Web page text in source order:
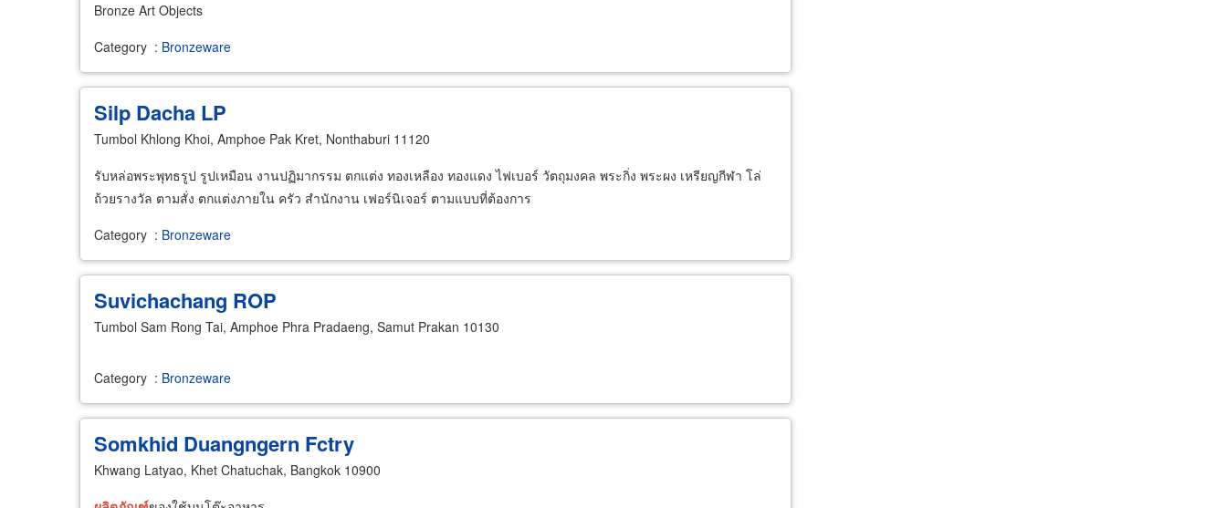
Bronze Art Objects
Category : Bronzeware
Silp Dacha LP
Tumbol Khlong Khoi, Amphoe Pak Kret, Nonthaburi 11120
รับหล่อพระพุทธรูป รูปเหมือน งานปฏิมากรรม ตกแต่ง ทองเหลือง ทองแดง ไฟเบอร์ วัตถุมงคล พระกิ่ง พระผง เหรียญกีฬา โล่
ถ้วยรางวัล ตามสั่ง ตกแต่งภายใน ครัว สำนักงาน เฟอร์นิเจอร์ ตามแบบที่ต้องการ
Category : Bronzeware
Suvichachang ROP
Tumbol Sam Rong Tai, Amphoe Phra Pradaeng, Samut Prakan 10130
Category : Bronzeware
Somkhid Duangngern Fctry
Khwang Latyao, Khet Chatuchak, Bangkok 10900